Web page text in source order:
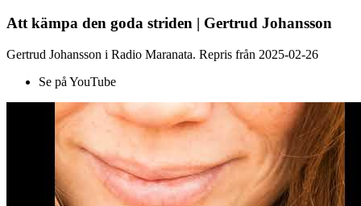
Att kämpa den goda striden | Gertrud Johansson
Gertrud Johansson i Radio Maranata. Repris från 2025-02-26
Se på YouTube